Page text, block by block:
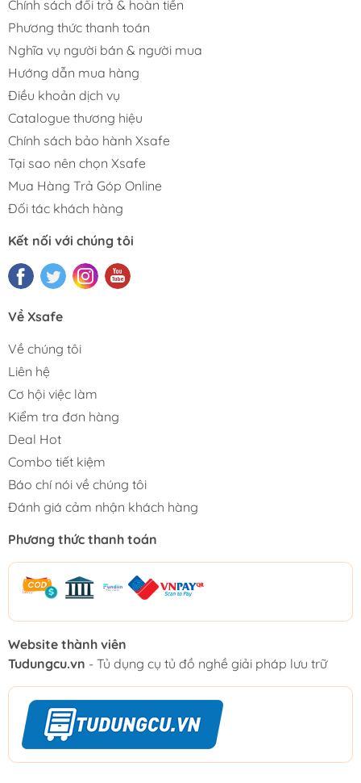
Chính sách đổi trả & hoàn tiền
Phương thức thanh toán
Nghĩa vụ người bán & người mua
Hướng dẫn mua hàng
Điều khoản dịch vụ
Catalogue thương hiệu
Chính sách bảo hành Xsafe
Tại sao nên chọn Xsafe
Mua Hàng Trả Góp Online
Đối tác khách hàng
Kết nối với chúng tôi
Về Xsafe
Về chúng tôi
Liên hệ
Cơ hội việc làm
Kiểm tra đơn hàng
Deal Hot
Combo tiết kiệm
Báo chí nói về chúng tôi
Đánh giá cảm nhận khách hàng
Phương thức thanh toán
Website thành viên
Tudungcu.vn - Tủ dụng cụ tủ đồ nghề giải pháp lưu trữ